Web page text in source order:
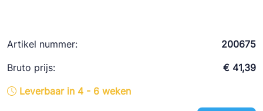
Artikel nummer:
200675
Bruto prijs:
€ 41,39
Leverbaar in 4 - 6 weken